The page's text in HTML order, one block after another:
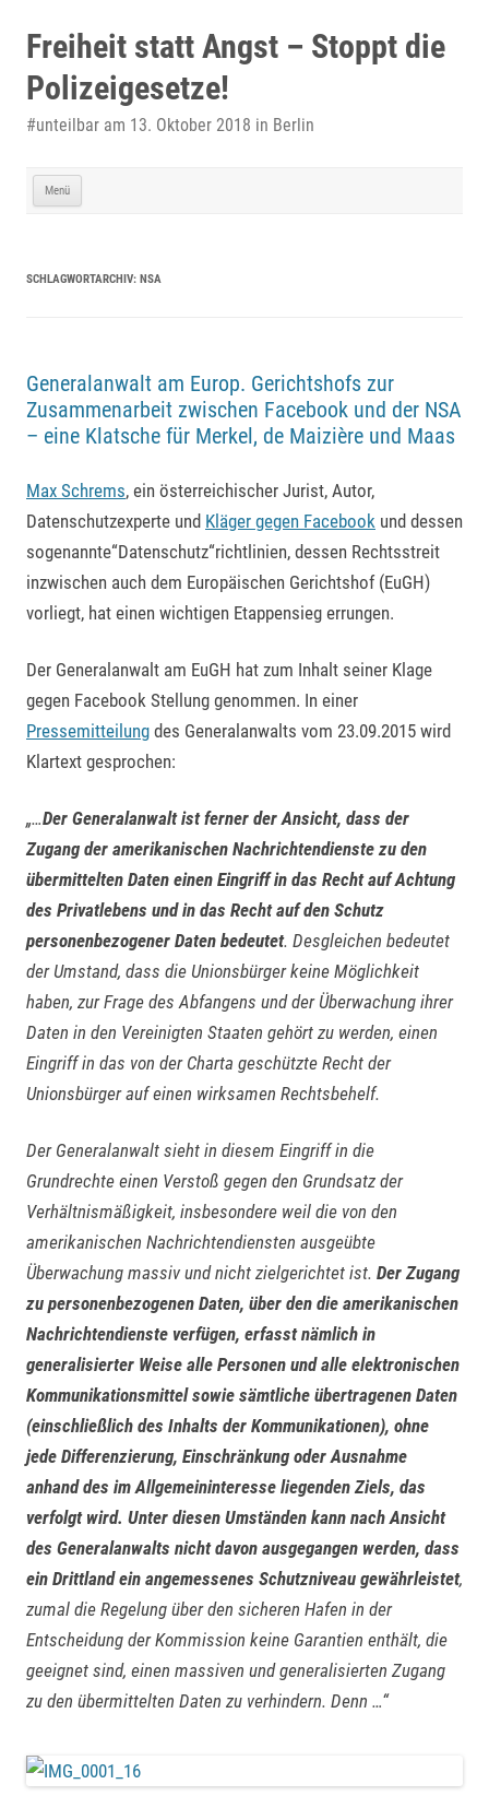
springen
Freiheit statt Angst – Stoppt die
Polizeigesetze!
#unteilbar am 13. Oktober 2018 in Berlin
Menü
SCHLAGWORTARCHIV: NSA
Generalanwalt am Europ. Gerichtshofs zur
Zusammenarbeit zwischen Facebook und der NSA
– eine Klatsche für Merkel, de Maizière und Maas
Max Schrems, ein österreichischer Jurist, Autor,
Datenschutzexperte und Kläger gegen Facebook und dessen
sogenannte“Datenschutz“richtlinien, dessen Rechtsstreit
inzwischen auch dem Europäischen Gerichtshof (EuGH)
vorliegt, hat einen wichtigen Etappensieg errungen.
Der Generalanwalt am EuGH hat zum Inhalt seiner Klage
gegen Facebook Stellung genommen. In einer
Pressemitteilung des Generalanwalts vom 23.09.2015 wird
Klartext gesprochen:
„…Der Generalanwalt ist ferner der Ansicht, dass der
Zugang der amerikanischen Nachrichtendienste zu den
übermittelten Daten einen Eingriff in das Recht auf Achtung
des Privatlebens und in das Recht auf den Schutz
personenbezogener Daten bedeutet. Desgleichen bedeutet
der Umstand, dass die Unionsbürger keine Möglichkeit
haben, zur Frage des Abfangens und der Überwachung ihrer
Daten in den Vereinigten Staaten gehört zu werden, einen
Eingriff in das von der Charta geschützte Recht der
Unionsbürger auf einen wirksamen Rechtsbehelf.
Der Generalanwalt sieht in diesem Eingriff in die
Grundrechte einen Verstoß gegen den Grundsatz der
Verhältnismäßigkeit, insbesondere weil die von den
amerikanischen Nachrichtendiensten ausgeübte
Überwachung massiv und nicht zielgerichtet ist. Der Zugang
zu personenbezogenen Daten, über den die amerikanischen
Nachrichtendienste verfügen, erfasst nämlich in
generalisierter Weise alle Personen und alle elektronischen
Kommunikationsmittel sowie sämtliche übertragenen Daten
(einschließlich des Inhalts der Kommunikationen), ohne
jede Differenzierung, Einschränkung oder Ausnahme
anhand des im Allgemeininteresse liegenden Ziels, das
verfolgt wird. Unter diesen Umständen kann nach Ansicht
des Generalanwalts nicht davon ausgegangen werden, dass
ein Drittland ein angemessenes Schutzniveau gewährleistet,
zumal die Regelung über den sicheren Hafen in der
Entscheidung der Kommission keine Garantien enthält, die
geeignet sind, einen massiven und generalisierten Zugang
zu den übermittelten Daten zu verhindern. Denn …“